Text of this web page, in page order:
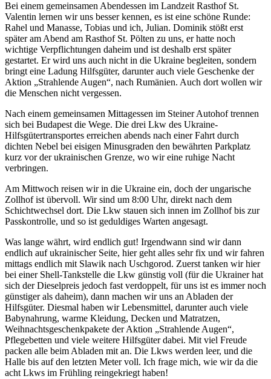
Bei einem gemeinsamen Abendessen im Landzeit Rasthof St.
Valentin lernen wir uns besser kennen, es ist eine schöne Runde:
Rahel und Manasse, Tobias und ich, Julian. Dominik stößt erst
später am Abend am Rasthof St. Pölten zu uns, er hatte noch
wichtige Verpflichtungen daheim und ist deshalb erst später
gestartet. Er wird uns auch nicht in die Ukraine begleiten, sondern
bringt eine Ladung Hilfsgüter, darunter auch viele Geschenke der
Aktion „Strahlende Augen“, nach Rumänien. Auch dort wollen wir
die Menschen nicht vergessen.
Nach einem gemeinsamen Mittagessen im Steiner Autohof trennen
sich bei Budapest die Wege. Die drei Lkw des Ukraine-
Hilfsgütertransportes erreichen abends nach einer Fahrt durch
dichten Nebel bei eisigen Minusgraden den bewährten Parkplatz
kurz vor der ukrainischen Grenze, wo wir eine ruhige Nacht
verbringen.
Am Mittwoch reisen wir in die Ukraine ein, doch der ungarische
Zollhof ist übervoll. Wir sind um 8:00 Uhr, direkt nach dem
Schichtwechsel dort. Die Lkw stauen sich innen im Zollhof bis zur
Passkontrolle, und so ist geduldiges Warten angesagt.
Was lange währt, wird endlich gut! Irgendwann sind wir dann
endlich auf ukrainischer Seite, hier geht alles sehr fix und wir fahren
mittags endlich mit Slawik nach Uschgorod. Zuerst tanken wir hier
bei einer Shell-Tankstelle die Lkw günstig voll (für die Ukrainer hat
sich der Dieselpreis jedoch fast verdoppelt, für uns ist es immer noch
günstiger als daheim), dann machen wir uns an Abladen der
Hilfsgüter. Diesmal haben wir Lebensmittel, darunter auch viele
Babynahrung, warme Kleidung, Decken und Matratzen,
Weihnachtsgeschenkpakete der Aktion „Strahlende Augen“,
Pflegebetten und viele weitere Hilfsgüter dabei. Mit viel Freude
packen alle beim Abladen mit an. Die Lkws werden leer, und die
Halle bis auf den letzten Meter voll. Ich frage mich, wie wir da die
acht Lkws im Frühling reingekriegt haben!